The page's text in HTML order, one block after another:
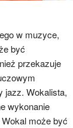
w muzyce,
być
przekazuje
jazz. Wokalista,
wykonanie
może być